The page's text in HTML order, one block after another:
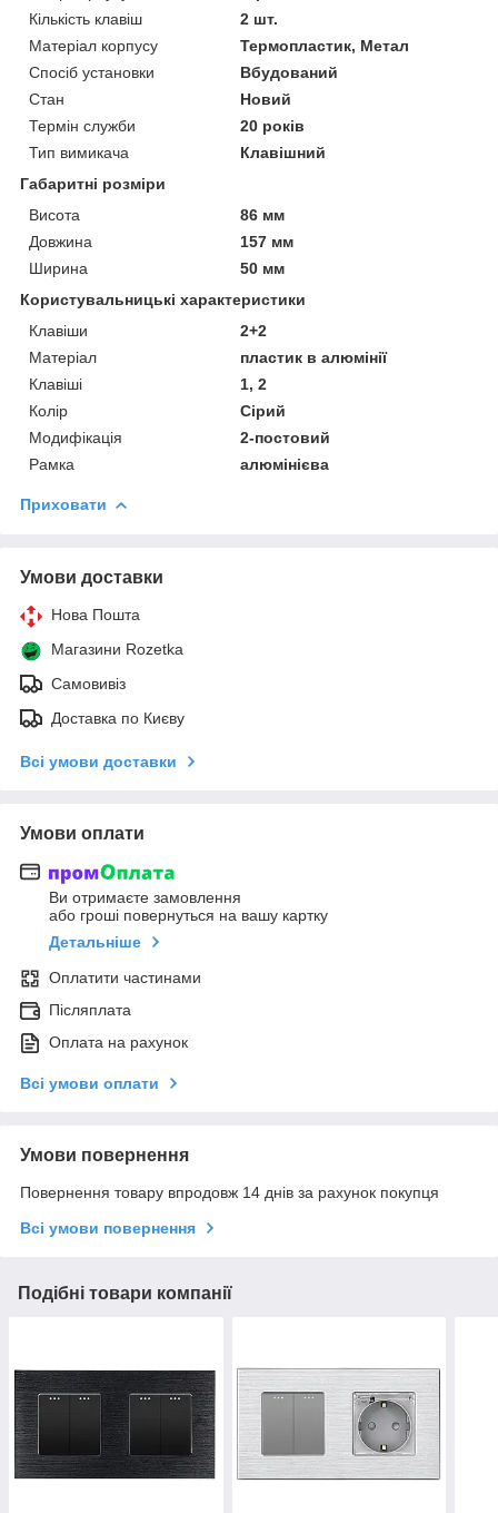
Кількість клавіш
2 шт.
Матеріал корпусу
Термопластик, Метал
Спосіб установки
Вбудований
Стан
Новий
Термін служби
20 років
Тип вимикача
Клавішний
Габаритні розміри
Висота
86 мм
Довжина
157 мм
Ширина
50 мм
Користувальницькі характеристики
Клавіши
2+2
Матеріал
пластик в алюмінії
Клавіші
1, 2
Колір
Сірий
Модифікація
2-постовий
Рамка
алюмінієва
Приховати
Умови доставки
Нова Пошта
Магазини Rozetka
Самовивіз
Доставка по Києву
Всі умови доставки
Умови оплати
Ви отримаєте замовлення
або гроші повернуться на вашу картку
Детальніше
Оплатити частинами
Післяплата
Оплата на рахунок
Всі умови оплати
Умови повернення
Повернення товару впродовж 14 днів за рахунок покупця
Всі умови повернення
Подібні товари компанії